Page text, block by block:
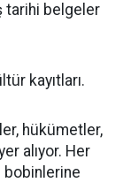
tarihi belgeler
kayıtları.
hükümetler,
alıyor. Her